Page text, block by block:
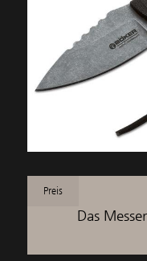
Preis
Das